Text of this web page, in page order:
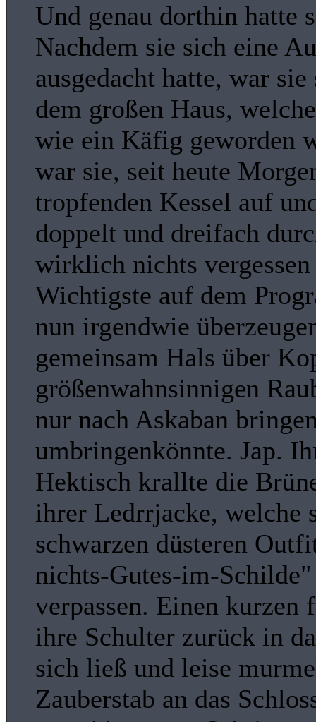
Und genau dorthin hatte
Nachdem sie sich eine
ausgedacht hatte, war
dem großen Haus,
wie ein Käfig geworden
war sie, seit heute
tropfenden Kessel auf
doppelt und dreifach
wirklich nichts
Wichtigste auf dem
nun irgendwie
gemeinsam Hals über
größenwahnsinnigen
nur nach Askaban
umbringenkönnte. Jap.
Hektisch krallte die
ihrer Ledrrjacke, welche
schwarzen düsteren
nichts-Gutes-im-
verpassen. Einen
ihre Schulter zurück in
sich ließ und leise
Zauberstab an das